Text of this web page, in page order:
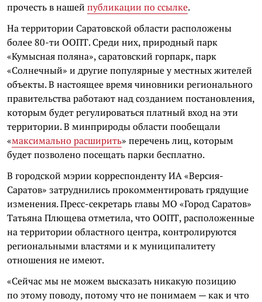
прочесть в нашей публикации по ссылке.
На территории Саратовской области расположены
более 80-ти ООПТ. Среди них, природный парк
«Кумысная поляна», саратовский горпарк, парк
«Солнечный» и другие популярные у местных жителей
объекты. В настоящее время чиновники регионального
правительства работают над созданием постановления,
которым будет регулироваться платный вход на эти
территории. В минприроды области пообещали
«максимально расширить» перечень лиц, которым
будет позволено посещать парки бесплатно.
В городской мэрии корреспонденту ИА «Версия-
Саратов» затруднились прокомментировать грядущие
изменения. Пресс-секретарь главы МО «Город Саратов»
Татьяна Плющева отметила, что ООПТ, расположенные
на территории областного центра, контролируются
региональными властями и к муниципалитету
отношения не имеют.
«Сейчас мы не можем высказать никакую позицию
по этому поводу, потому что не понимаем — как и что